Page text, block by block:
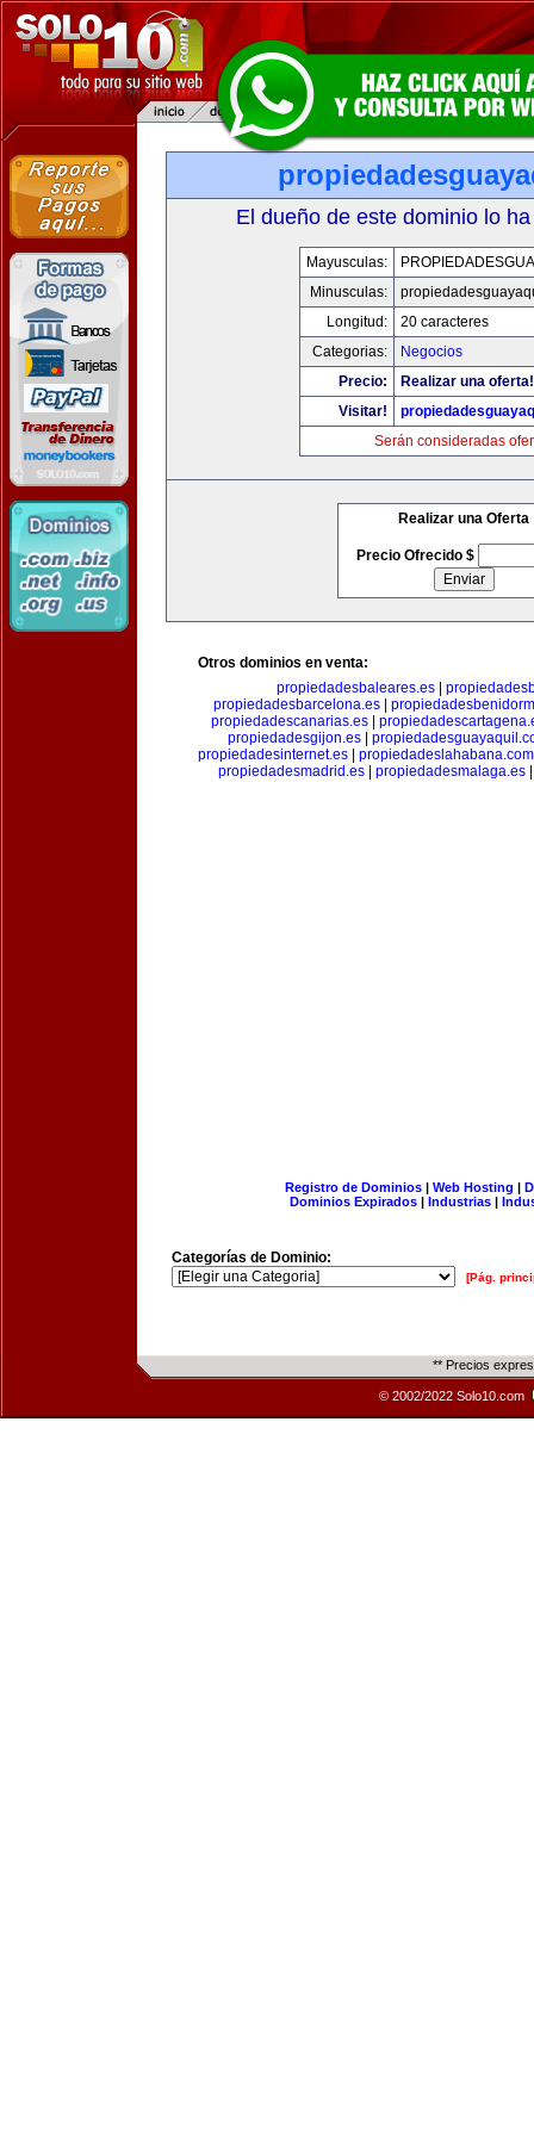
El dueño de este dominio lo
Mayusculas:
Minusculas:
Longitud:
20 caracteres
Categorias:
Negocios
Precio:
Realizar una oferta!
Visitar!
Serán consideradas
Realizar una Oferta
Precio Ofrecido $
Otros dominios en venta:
propiedadesbaleares.es
propiedadesbarcelona.es
propiedadescanarias.es|
propiedadesgijon.es
propiedadesinternet.es
propiedadeslahabana.com
propiedadesmadrid.es
propiedadesmalaga.es
Registro de Dominios| Web Hosting |
Dominios Expirados | Industrias |
Categorías de Dominio:
[Pág.
** Precios
© 2002/2022 Solo10.com